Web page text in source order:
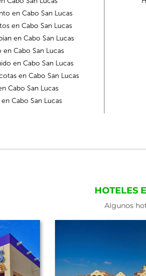
en Cabo San Lucas
en Cabo San Lucas
en Cabo San Lucas
Cabo San Lucas
en Cabo San Lucas
en Cabo San Lucas
Cabo San Lucas
Cabo San Lucas
HOTELES
Algunos